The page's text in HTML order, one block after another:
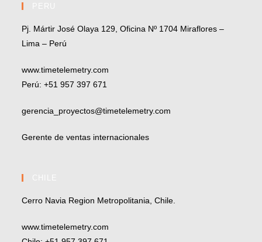
Pj. Mártir José Olaya 129, Oficina Nº 1704 Miraflores –
Lima – Perú
www.timetelemetry.com
Perú: +51 957 397 671
gerencia_proyectos@timetelemetry.com
Gerente de ventas internacionales
Cerro Navia Region Metropolitania, Chile.
www.timetelemetry.com